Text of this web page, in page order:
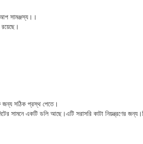
সামঞ্জস্য।।
জন্য সঠিক প্রস্থ পেতে।
সামনে একটি ডলি আছে।এটি সরাসরি কাটা নিয়ন্ত্রণের